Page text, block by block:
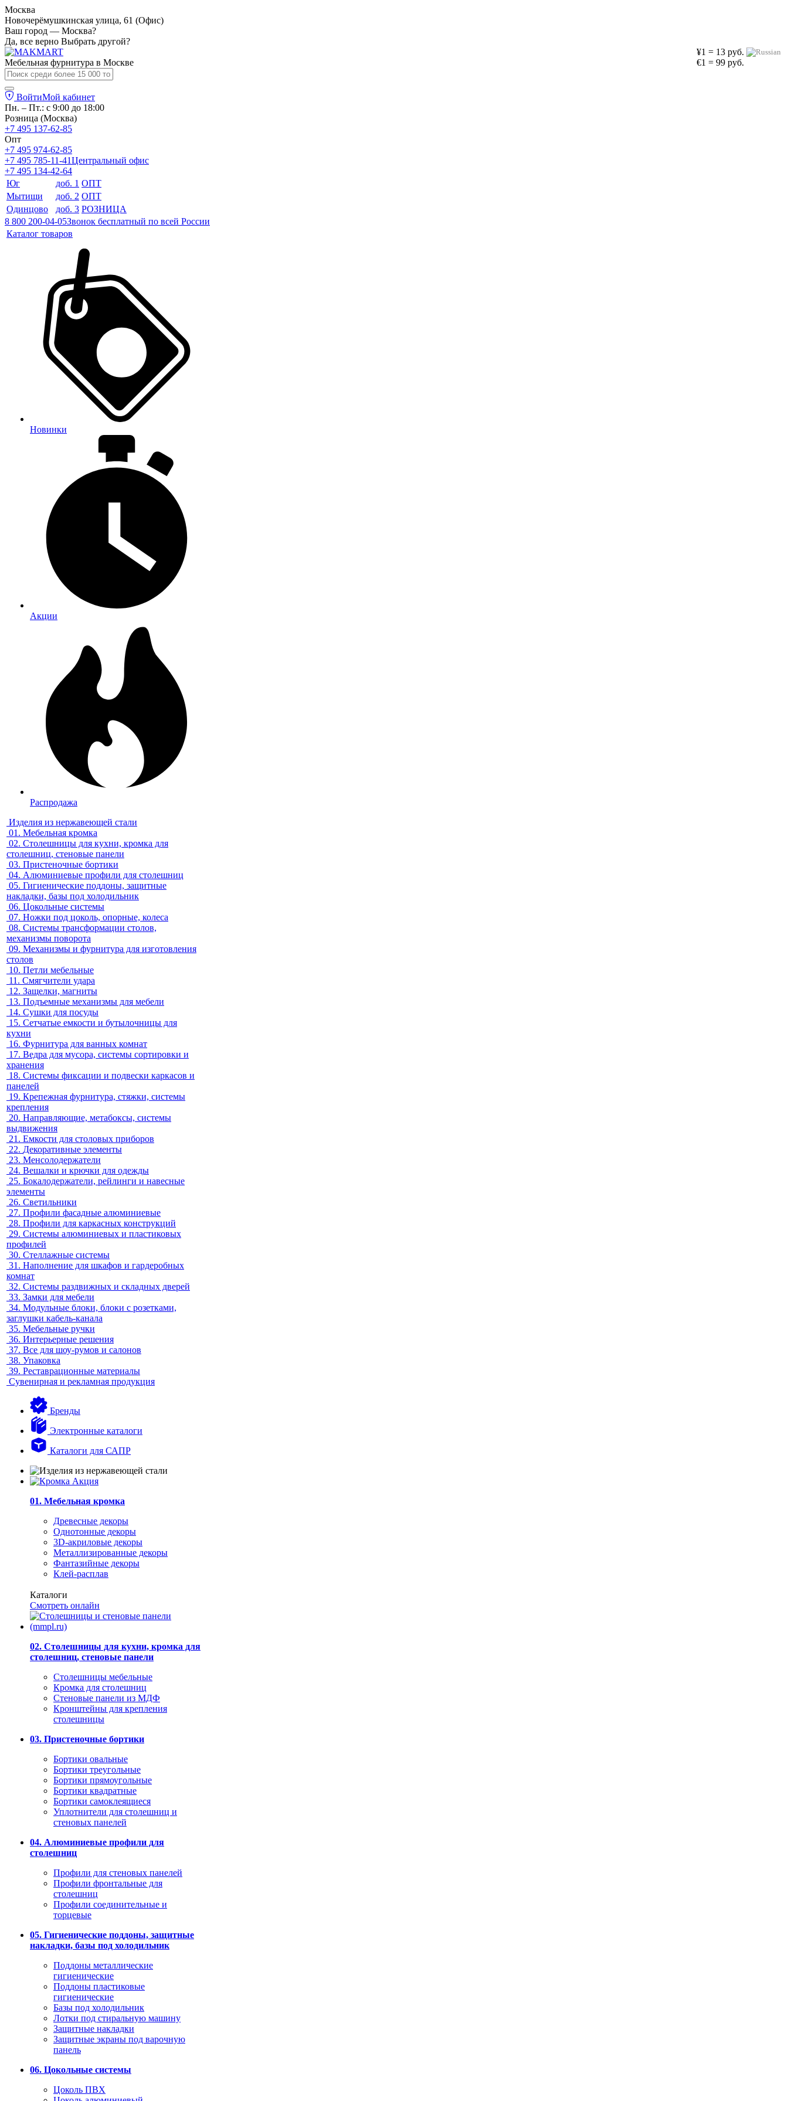
Москва
Новочерёмушкинская улица, 61 (Офис)
Ваш город — Москва?
Да, все верно Выбрать другой?
¥1 = 13 руб.
€1 = 99 руб.
Мебельная фурнитура в Москве
ВойтиМой кабинет
Пн. – Пт.: с 9:00 до 18:00
Розница (Москва)
+7 495 137-62-85
Опт
+7 495 974-62-85
+7 495 785-11-41Центральный офис
+7 495 134-42-64
Юг
доб. 1 ОПТ
Мытищи
доб. 2 ОПТ
Одинцово
доб. 3 РОЗНИЦА
8 800 200-04-05Звонок бесплатный по всей России
Каталог товаров
Новинки
Акции
Распродажа
Изделия из нержавеющей стали
01. Мебельная кромка
02. Столешницы для кухни, кромка для
столешниц, стеновые панели
03. Пристеночные бортики
04. Алюминиевые профили для столешниц
05. Гигиенические поддоны, защитные
накладки, базы под холодильник
06. Цокольные системы
07. Ножки под цоколь, опорные, колеса
08. Системы трансформации столов,
механизмы поворота
09. Механизмы и фурнитура для изготовления
столов
10. Петли мебельные
11. Смягчители удара
12. Защелки, магниты
13. Подъемные механизмы для мебели
14. Сушки для посуды
15. Сетчатые емкости и бутылочницы для
кухни
16. Фурнитура для ванных комнат
17. Ведра для мусора, системы сортировки и
хранения
18. Системы фиксации и подвески каркасов и
панелей
19. Крепежная фурнитура, стяжки, системы
крепления
20. Направляющие, метабоксы, системы
выдвижения
21. Емкости для столовых приборов
22. Декоративные элементы
23. Менсолодержатели
24. Вешалки и крючки для одежды
25. Бокалодержатели, рейлинги и навесные
элементы
26. Светильники
27. Профили фасадные алюминиевые
28. Профили для каркасных конструкций
29. Системы алюминиевых и пластиковых
профилей
30. Стеллажные системы
31. Наполнение для шкафов и гардеробных
комнат
32. Системы раздвижных и складных дверей
33. Замки для мебели
34. Модульные блоки, блоки с розетками,
заглушки кабель-канала
35. Мебельные ручки
36. Интерьерные решения
37. Все для шоу-румов и салонов
38. Упаковка
39. Реставрационные материалы
Сувенирная и рекламная продукция
Бренды
Электронные каталоги
Каталоги для САПР
01. Мебельная кромка
Древесные декоры
Однотонные декоры
3D-акриловые декоры
Металлизированные декоры
Фантазийные декоры
Клей-расплав
Каталоги
Смотреть онлайн
02. Столешницы для кухни, кромка для
столешниц, стеновые панели
Столешницы мебельные
Кромка для столешниц
Стеновые панели из МДФ
Кронштейны для крепления
столешницы
03. Пристеночные бортики
Бортики овальные
Бортики треугольные
Бортики прямоугольные
Бортики квадратные
Бортики самоклеящиеся
Уплотнители для столешниц и
стеновых панелей
04. Алюминиевые профили для
столешниц
Профили для стеновых панелей
Профили фронтальные для
столешниц
Профили соединительные и
торцевые
05. Гигиенические поддоны, защитные
накладки, базы под холодильник
Поддоны металлические
гигиенические
Поддоны пластиковые
гигиенические
Базы под холодильник
Лотки под стиральную машину
Защитные накладки
Защитные экраны под варочную
панель
06. Цокольные системы
Цоколь ПВХ